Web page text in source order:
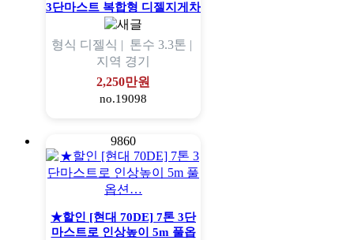
3단마스트 복합형 디젤지게차
형식 디젤식 | 톤수 3.3톤 |
지역 경기
2,250만원
no.19098
9860
★할인 [현대 70DE] 7톤 3단
마스트로 인상높이 5m 풀옵